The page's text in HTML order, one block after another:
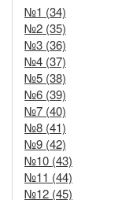
№1 (34)
№2 (35)
№3 (36)
№4 (37)
№5 (38)
№6 (39)
№7 (40)
№8 (41)
№9 (42)
№10 (43)
№11 (44)
№12 (45)